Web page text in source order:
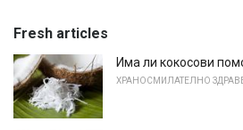
Fresh articles
Има ли кокосови
ХРАНОСМИЛАТЕЛНО